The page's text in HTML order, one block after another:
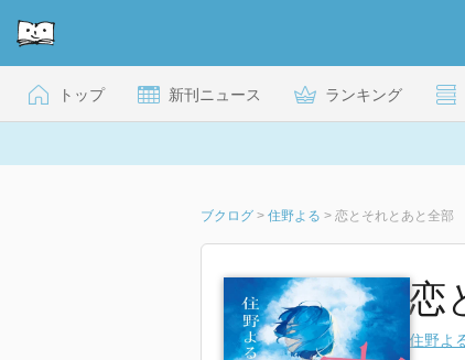
トップ 新刊ニュース ランキング
ブクログ > 住野よる > 恋とそれとあと全部
恋
住野よ